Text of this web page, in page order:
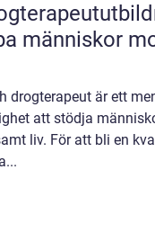
människor
drogterapeut är ett
att stödja
liv. För att bli en